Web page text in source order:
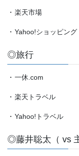
・ 楽天市場
・ Yahoo!ショッピング
◎旅行
・ 一休.com
・ 楽天トラベル
・ Yahoo!トラベル
◎藤井聡太（ vs